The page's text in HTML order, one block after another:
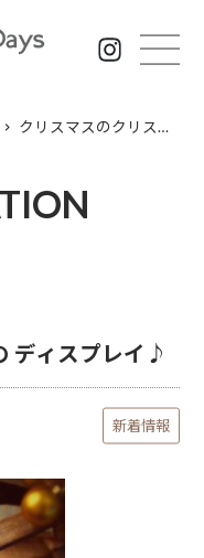
クリスマスのクリスマスの ディスプレイ♪
ディスプレイ♪
新着情報